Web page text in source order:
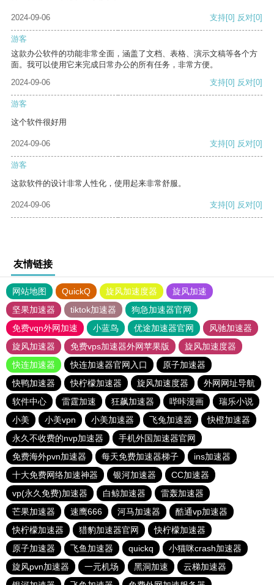
2024-09-06 支持[0] 反对[0]
游客
这款办公软件的功能非常全面，涵盖了文档、表格、演示文稿等各个方
面。我可以使用它来完成日常办公的所有任务，非常方便。
2024-09-06
支持[0] 反对[0]
游客
这个软件很好用
2024-09-06 支持[0] 反对[0]
游客
这款软件的设计非常人性化，使用起来非常舒服。
2024-09-06 支持[0] 反对[0]
友情链接
网站地图 QuickQ 旋风加速度器
旋风加速
坚果加速器
tiktok加速器
狗急加速器官网
免费vqn外网加速
小蓝鸟 优途加速器官网
风驰加速器
旋风加速器
免费vps加速器外网苹果版
旋风加速度器
快连加速器
快连加速器官网入口
原子加速器
快鸭加速器
快柠檬加速器 旋风加速度器
外网网址导航
软件中心
雷霆加速 狂飙加速器 哔咔漫画
瑞乐小说
小美
小美vpn 小美加速器 飞兔加速器
快橙加速器
永久不收费的nvp加速器
手机外国加速器官网
免费海外pvn加速器
每天免费加速器梯子
ins加速器
十大免费网络加速神器
银河加速器
CC加速器
vp(永久免费)加速器
白鲸加速器
雷轰加速器
芒果加速器
速鹰666 河马加速器
酷通vp加速器
快柠檬加速器
猎豹加速器官网
快柠檬加速器
原子加速器
飞鱼加速器 quickq
小猫咪crash加速器
旋风pvn加速器
一元机场 黑洞加速
云梯加速器